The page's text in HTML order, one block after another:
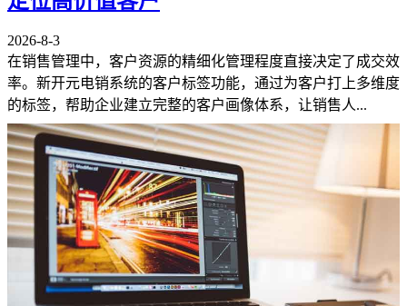
2026-8-3
在销售管理中，客户资源的精细化管理程度直接决定了成交效
率。新开元电销系统的客户标签功能，通过为客户打上多维度
的标签，帮助企业建立完整的客户画像体系，让销售人...